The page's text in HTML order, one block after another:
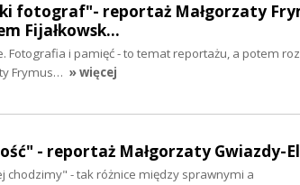
fotograf"- reportaż Małgorzaty
Fijałkowsk…
Fotografia i pamięć - to temat reportażu, a potem
Frymus… » więcej
- reportaż Małgorzaty Gwiazdy-
chodzimy" - tak różnice między sprawnymi a